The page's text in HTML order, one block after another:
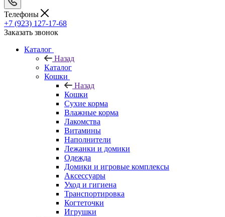
Телефоны
+7 (923) 127-17-68
Заказать звонок
Каталог
Назад
Каталог
Кошки
Назад
Кошки
Сухие корма
Влажные корма
Лакомства
Витамины
Наполнители
Лежанки и домики
Одежда
Домики и игровые комплексы
Аксессуары
Уход и гигиена
Транспортировка
Когтеточки
Игрушки